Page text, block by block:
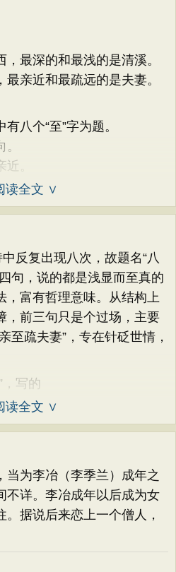
最深的和最浅的是清溪。
亲近和最疏远的是夫妻。
八个“至”字为题。
。
读全文 ∨
反复出现八次，故题名“八
句，说的都是浅显而至真的
，富有哲理意味。从结构上
，前三句只是个过场，主要
至疏夫妻”，专在针砭世情，
写的
读全文 ∨
为李冶（李季兰）成年之
不详。李冶成年以后成为女
据说后来恋上一个僧人，